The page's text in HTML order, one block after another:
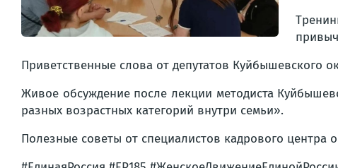
Приветственные слова от депутатов Куйбышевского
Живое обсуждение после лекции методиста
разных возрастных категорий внутри семьи».
Полезные советы от специалистов кадрового центра